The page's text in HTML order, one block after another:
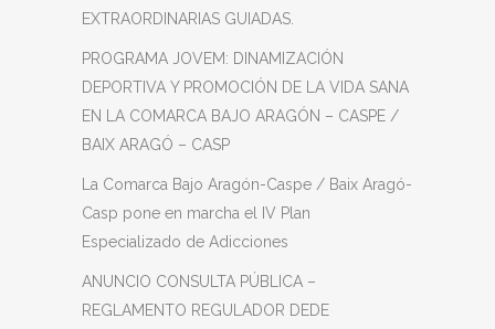
EXTRAORDINARIAS GUIADAS.
PROGRAMA JOVEM: DINAMIZACIÓN
DEPORTIVA Y PROMOCIÓN DE LA VIDA SANA
EN LA COMARCA BAJO ARAGÓN – CASPE /
BAIX ARAGÓ – CASP
La Comarca Bajo Aragón-Caspe / Baix Aragó-
Casp pone en marcha el IV Plan
Especializado de Adicciones
ANUNCIO CONSULTA PÚBLICA –
REGLAMENTO REGULADOR DEDE